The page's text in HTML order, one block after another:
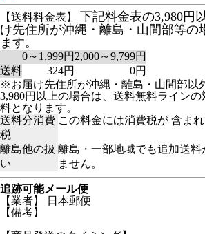
【送料料金表】
下記料金表の3,980円
け先住所が沖縄・離島・山間部等の
ます。
0～1,999円 2,000～9,799円
送料
324円
0円
※お届け先住所が沖縄・離島・山間部以
3,980円以上の場合は、送料無料ライン
料となります。
送料分消費
税
この料金には消費税が 含まれ
離島他の扱
い
離島・一部地域でも追加送料
ません。
追跡可能メール便
【業者】 日本郵便
【備考】